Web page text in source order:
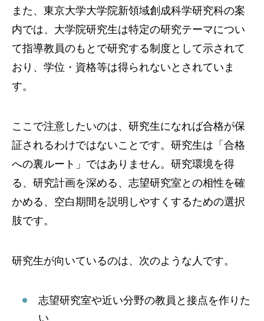
また、東京大学大学院新領域創成科学研究科の案
内では、大学院研究生は特定の研究テーマについ
て指導教員のもとで研究する制度として示されて
おり、学位・資格等は得られないとされていま
す。
ここで注意したいのは、研究生になれば合格が保
証されるわけではないことです。研究生は「合格
への裏ルート」ではありません。研究環境を得
る、研究計画を深める、志望研究室との相性を確
かめる、空白期間を説明しやすくするための選択
肢です。
研究生が向いているのは、次のような人です。
志望研究室や近い分野の教員と接点を作りた
い